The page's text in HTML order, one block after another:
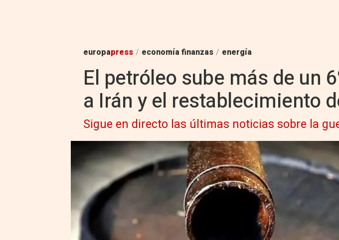
europapress / economía finanzas / energía
El petróleo sube más de un
a Irán y el restablecimiento
Sigue en directo las últimas noticias sobre la